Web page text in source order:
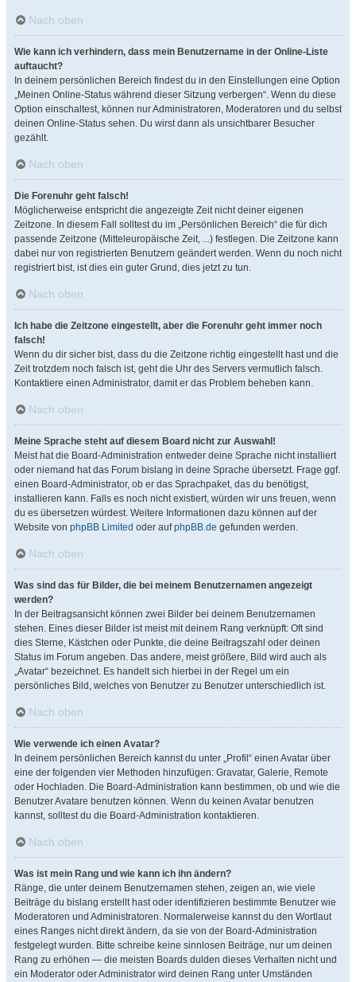
Nach oben
Wie kann ich verhindern, dass mein Benutzername in der Online-Liste
auftaucht?
In deinem persönlichen Bereich findest du in den Einstellungen eine Option
„Meinen Online-Status während dieser Sitzung verbergen“. Wenn du diese
Option einschaltest, können nur Administratoren, Moderatoren und du selbst
deinen Online-Status sehen. Du wirst dann als unsichtbarer Besucher
gezählt.
Nach oben
Die Forenuhr geht falsch!
Möglicherweise entspricht die angezeigte Zeit nicht deiner eigenen
Zeitzone. In diesem Fall solltest du im „Persönlichen Bereich“ die für dich
passende Zeitzone (Mitteleuropäische Zeit, ...) festlegen. Die Zeitzone kann
dabei nur von registrierten Benutzern geändert werden. Wenn du noch nicht
registriert bist, ist dies ein guter Grund, dies jetzt zu tun.
Nach oben
Ich habe die Zeitzone eingestellt, aber die Forenuhr geht immer noch
falsch!
Wenn du dir sicher bist, dass du die Zeitzone richtig eingestellt hast und die
Zeit trotzdem noch falsch ist, geht die Uhr des Servers vermutlich falsch.
Kontaktiere einen Administrator, damit er das Problem beheben kann.
Nach oben
Meine Sprache steht auf diesem Board nicht zur Auswahl!
Meist hat die Board-Administration entweder deine Sprache nicht installiert
oder niemand hat das Forum bislang in deine Sprache übersetzt. Frage ggf.
einen Board-Administrator, ob er das Sprachpaket, das du benötigst,
installieren kann. Falls es noch nicht existiert, würden wir uns freuen, wenn
du es übersetzen würdest. Weitere Informationen dazu können auf der
Website von phpBB Limited oder aufphpBB.de gefunden werden.
Nach oben
Was sind das für Bilder, die bei meinem Benutzernamen angezeigt
werden?
In der Beitragsansicht können zwei Bilder bei deinem Benutzernamen
stehen. Eines dieser Bilder ist meist mit deinem Rang verknüpft: Oft sind
dies Sterne, Kästchen oder Punkte, die deine Beitragszahl oder deinen
Status im Forum angeben. Das andere, meist größere, Bild wird auch als
„Avatar“ bezeichnet. Es handelt sich hierbei in der Regel um ein
persönliches Bild, welches von Benutzer zu Benutzer unterschiedlich ist.
Nach oben
Wie verwende ich einen Avatar?
In deinem persönlichen Bereich kannst du unter „Profil“ einen Avatar über
eine der folgenden vier Methoden hinzufügen: Gravatar, Galerie, Remote
oder Hochladen. Die Board-Administration kann bestimmen, ob und wie die
Benutzer Avatare benutzen können. Wenn du keinen Avatar benutzen
kannst, solltest du die Board-Administration kontaktieren.
Nach oben
Was ist mein Rang und wie kann ich ihn ändern?
Ränge, die unter deinem Benutzernamen stehen, zeigen an, wie viele
Beiträge du bislang erstellt hast oder identifizieren bestimmte Benutzer wie
Moderatoren und Administratoren. Normalerweise kannst du den Wortlaut
eines Ranges nicht direkt ändern, da sie von der Board-Administration
festgelegt wurden. Bitte schreibe keine sinnlosen Beiträge, nur um deinen
Rang zu erhöhen — die meisten Boards dulden dieses Verhalten nicht und
ein Moderator oder Administrator wird deinen Rang unter Umständen